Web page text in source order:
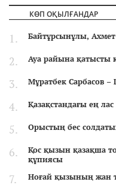
КӨП ОҚЫЛҒАНДАР
Байтұрсынұлы,
Ауа райына қатысты
Мұратбек Сарбасов –
Қазақстандағы ең
Орыстың бес
Қос қызын қазақша
құпиясы
Ноғай қызының жан